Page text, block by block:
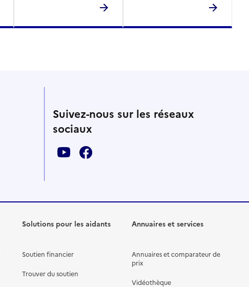
Suivez-nous sur les réseaux
sociaux
Solutions pour les aidants
Soutien financier
Trouver du soutien
Annuaires et services
Annuaires et comparateur de
prix
Vidéothèque